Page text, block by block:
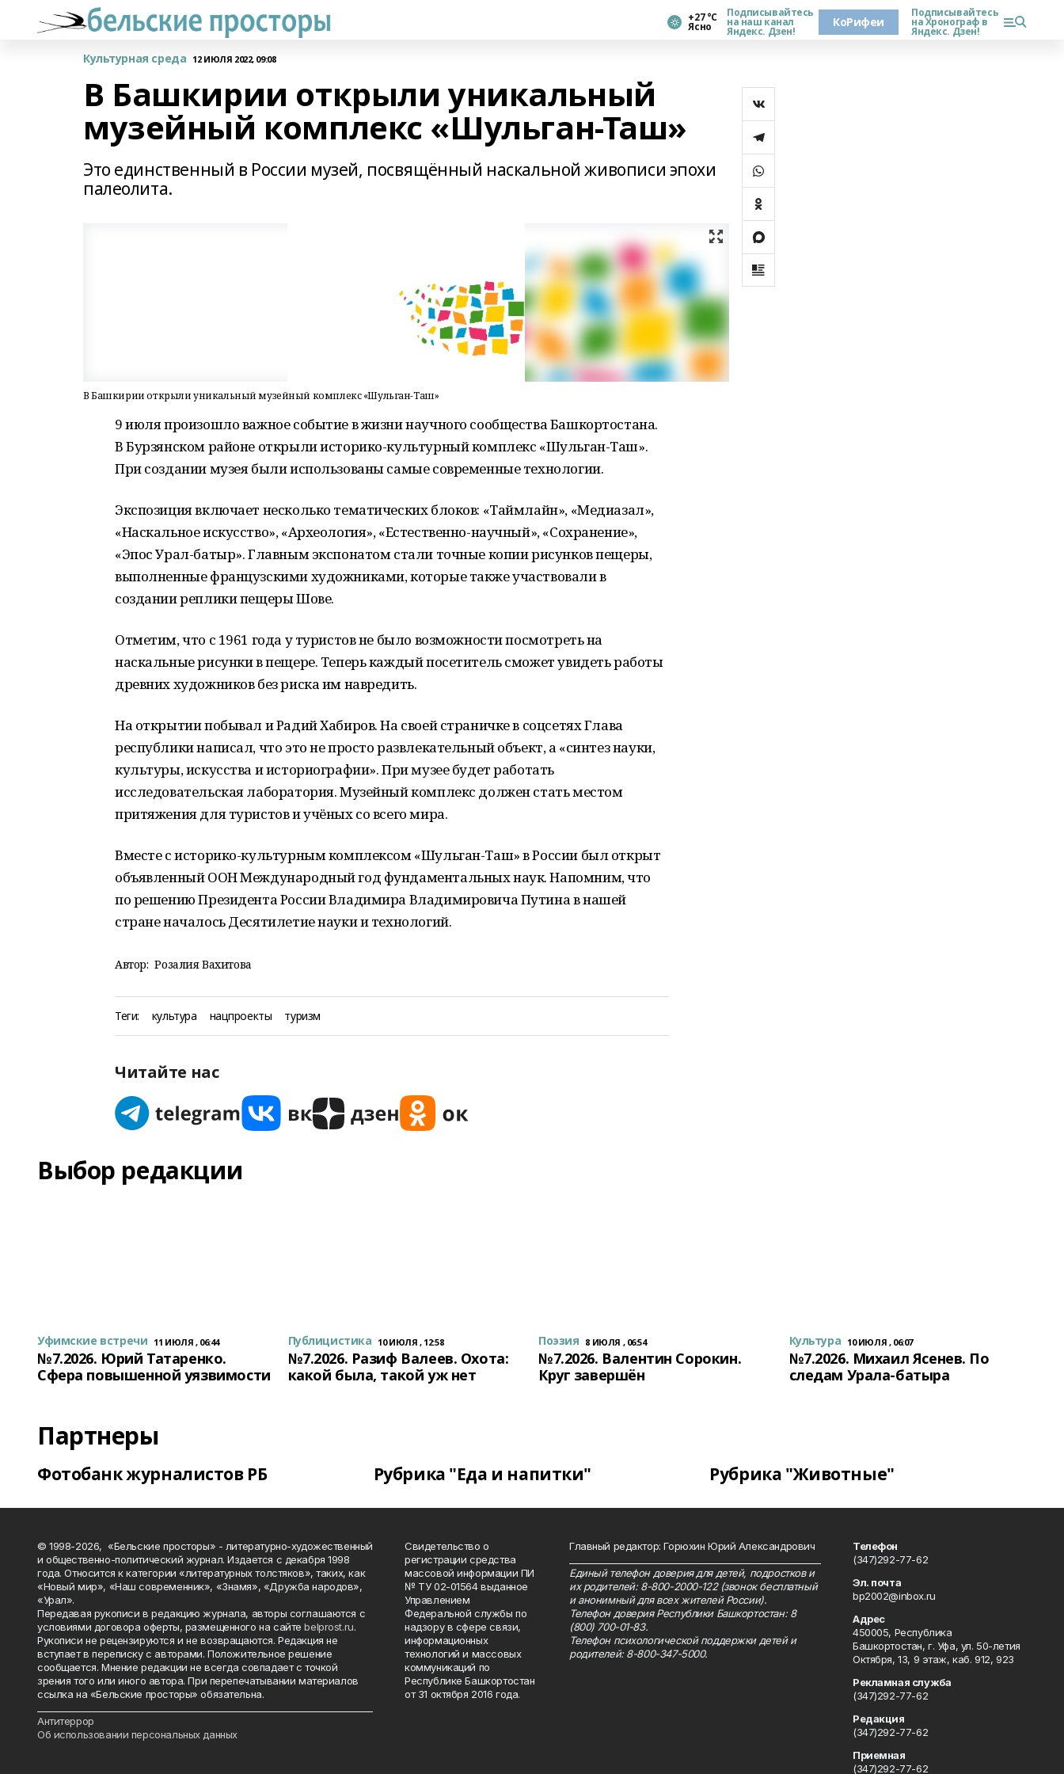
+27 °С
Ясно
Подписывайтесь
на наш канал
Яндекс. Дзен!
КоРифеи
Подписывайтесь
на Хронограф в
Яндекс. Дзен!
Культурная среда 12 ИЮЛЯ 2022, 09:08
В Башкирии открыли уникальный
музейный комплекс «Шульган-Таш»
Это единственный в России музей, посвящённый наскальной живописи эпохи
палеолита.
В Башкирии открыли уникальный музейный комплекс «Шульган-Таш»
9 июля произошло важное событие в жизни научного сообщества Башкортостана.
В Бурзянском районе открыли историко-культурный комплекс «Шульган-Таш».
При создании музея были использованы самые современные технологии.
Экспозиция включает несколько тематических блоков: «Таймлайн», «Медиазал»,
«Наскальное искусство», «Археология», «Естественно-научный», «Сохранение»,
«Эпос Урал-батыр». Главным экспонатом стали точные копии рисунков пещеры,
выполненные французскими художниками, которые также участвовали в
создании реплики пещеры Шове.
Отметим, что с 1961 года у туристов не было возможности посмотреть на
наскальные рисунки в пещере. Теперь каждый посетитель сможет увидеть работы
древних художников без риска им навредить.
На открытии побывал и Радий Хабиров. На своей страничке в соцсетях Глава
республики написал, что это не просто развлекательный объект, а «синтез науки,
культуры, искусства и историографии». При музее будет работать
исследовательская лаборатория. Музейный комплекс должен стать местом
притяжения для туристов и учёных со всего мира.
Вместе с историко-культурным комплексом «Шульган-Таш» в России был открыт
объявленный ООН Международный год фундаментальных наук. Напомним, что
по решению Президента России Владимира Владимировича Путина в нашей
стране началось Десятилетие науки и технологий.
Автор: Розалия Вахитова
Теги: культура нацпроекты туризм
Читайте нас
Выбор редакции
Уфимские встречи 11 ИЮЛЯ , 06:44
№7.2026. Юрий Татаренко.
Сфера повышенной уязвимости
Публицистика 10 ИЮЛЯ , 12:58
№7.2026. Разиф Валеев. Охота:
какой была, такой уж нет
Поэзия 8 ИЮЛЯ , 06:54
№7.2026. Валентин Сорокин.
Круг завершён
Культура 10 ИЮЛЯ , 06:07
№7.2026. Михаил Ясенев. По
следам Урала-батыра
Партнеры
Фотобанк журналистов РБ Рубрика "Еда и напитки" Рубрика "Животные"
© 1998-2026, «Бельские просторы» - литературно-художественный
и общественно-политический журнал. Издается с декабря 1998
года. Относится к категории «литературных толстяков», таких, как
«Новый мир», «Наш современник», «Знамя», «Дружба народов»,
«Урал».
Передавая рукописи в редакцию журнала, авторы соглашаются с
условиями договора оферты, размещенного на сайтеbelprost.ru.
Рукописи не рецензируются и не возвращаются. Редакция не
вступает в переписку с авторами. Положительное решение
сообщается. Мнение редакции не всегда совпадает с точкой
зрения того или иного автора. При перепечатывании материалов
ссылка на «Бельские просторы» обязательна.
Антитеррор
Об использовании персональных данных
Свидетельство о
регистрации средства
массовой информации ПИ
№ ТУ 02-01564 выданное
Управлением
Федеральной службы по
надзору в сфере связи,
информационных
технологий и массовых
коммуникаций по
Республике Башкортостан
от 31 октября 2016 года.
Главный редактор: Горюхин Юрий Александрович
Единый телефон доверия для детей, подростков и
их родителей: 8-800-2000-122 (звонок бесплатный
и анонимный для всех жителей России).
Телефон доверия Республики Башкортостан: 8
(800) 700-01-83.
Телефон психологической поддержки детей и
родителей: 8-800-347-5000.
Телефон
(347)292-77-62
Эл. почта
bp2002@inbox.ru
Адрес
450005, Республика
Башкортостан, г. Уфа, ул. 50-летия
Октября, 13, 9 этаж, каб. 912, 923
Рекламная служба
(347)292-77-62
Редакция
(347)292-77-62
Приемная
(347)292-77-62